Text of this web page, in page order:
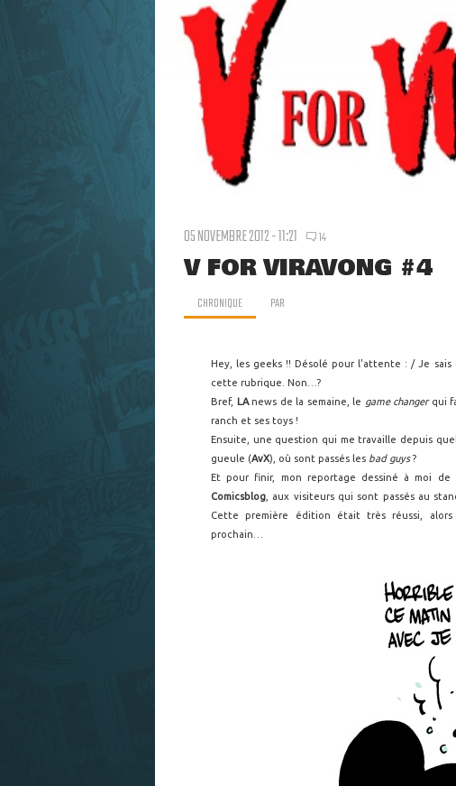
05 NOVEMBRE 2012 - 11:21 14
V FOR VIRAVONG #4
CHRONIQUE PAR
Hey, les geeks !! Désolé pour l'attente : / Je
cette rubrique. Non…?
Bref, LAnews de la semaine, le game changerqui
ranch et ses toys !
Ensuite, une question qui me travaille depuis
gueule (AvX), où sont passés les bad guys?
Et pour finir, mon reportage dessiné à moi de
Comicsblog , aux visiteurs qui sont passés au
Cette première édition était très réussi,
prochain…